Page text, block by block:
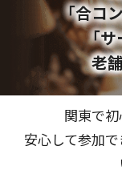
「合コ
「サ
老
関東で
安心して参加